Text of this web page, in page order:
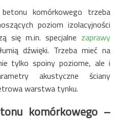
komórkowego trzeba
poziom izolacyjności
się m.in. specjalne zaprawy
dźwięki. Trzeba mieć na
tylko spoiny poziome, ale i
akustyczne ściany
warstwa tynku.
komórkowego –